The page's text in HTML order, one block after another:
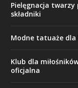
Pielęgnacja twarzy
składniki
Modne tatuaże
Klub dla
oficjalna